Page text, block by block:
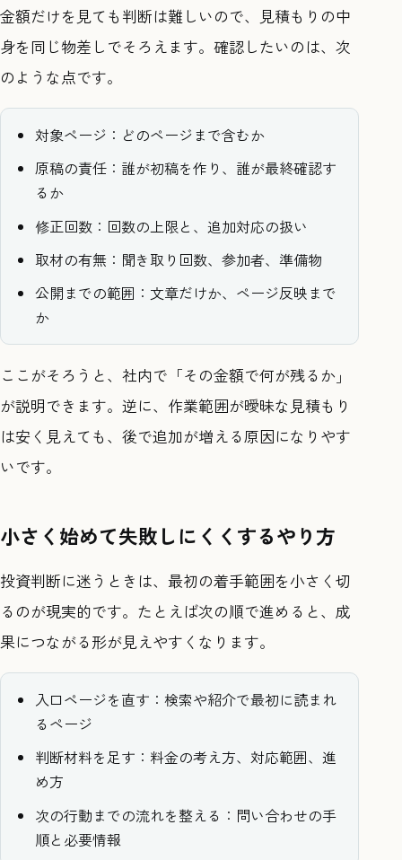
金額だけを見ても判断は難しいので、見積もりの中
身を同じ物差しでそろえます。確認したいのは、次
のような点です。
対象ページ：どのページまで含むか
原稿の責任：誰が初稿を作り、誰が最終確認す
るか
修正回数：回数の上限と、追加対応の扱い
取材の有無：聞き取り回数、参加者、準備物
公開までの範囲：文章だけか、ページ反映まで
か
ここがそろうと、社内で「その金額で何が残るか」
が説明できます。逆に、作業範囲が曖昧な見積もり
は安く見えても、後で追加が増える原因になりやす
いです。
小さく始めて失敗しにくくするやり方
投資判断に迷うときは、最初の着手範囲を小さく切
るのが現実的です。たとえば次の順で進めると、成
果につながる形が見えやすくなります。
入口ページを直す：検索や紹介で最初に読まれ
るページ
判断材料を足す：料金の考え方、対応範囲、進
め方
次の行動までの流れを整える：問い合わせの手
順と必要情報